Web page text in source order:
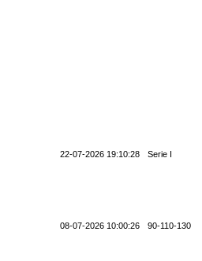
22-07-2026 19:10:28 Serie I
08-07-2026 10:00:26 90-110-130